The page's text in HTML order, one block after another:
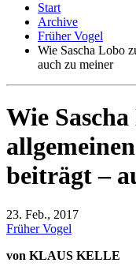
Start
Archive
Früher Vogel
Wie Sascha Lobo
auch zu meiner
Wie
beiträgt –
23. Feb., 2017
Früher Vogel
von KLAUS KELLE